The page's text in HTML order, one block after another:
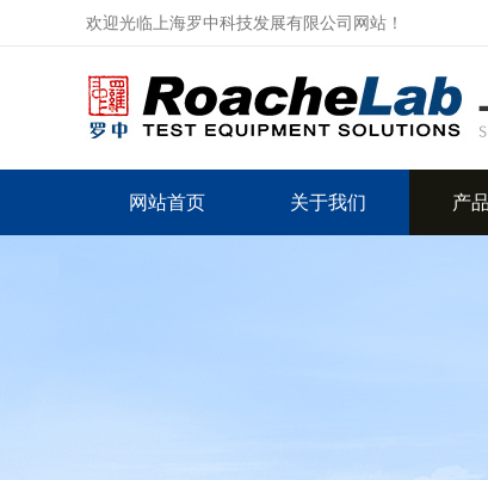
欢迎光临上海罗中科技发展有限公司网站！
网站首页 关于我们 产